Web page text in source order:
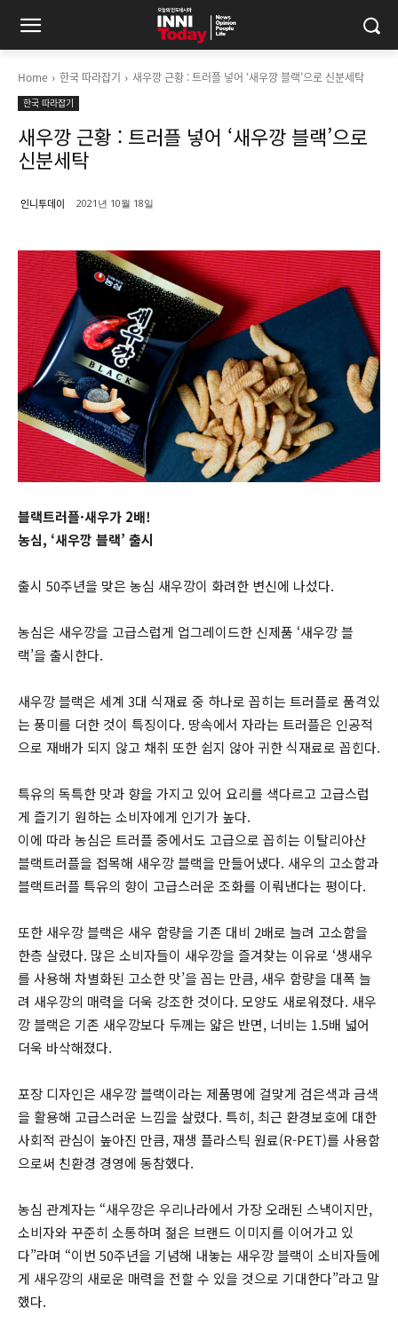
Home 한국 따라잡기 새우깡 근황 : 트러플 넣어 ‘새우깡 블랙’으로 신분세탁
한국 따라잡기
새우깡 근황 : 트러플 넣어 ‘새우깡 블랙’으로
신분세탁
인니투데이 2021년 10월 18일
블랙트러플·새우가 2배!
농심, ‘새우깡 블랙’ 출시
출시 50주년을 맞은 농심 새우깡이 화려한 변신에 나섰다.
농심은 새우깡을 고급스럽게 업그레이드한 신제품 ‘새우깡 블
랙’을 출시한다.
새우깡 블랙은 세계 3대 식재료 중 하나로 꼽히는 트러플로 품격있
는 풍미를 더한 것이 특징이다. 땅속에서 자라는 트러플은 인공적
으로 재배가 되지 않고 채취 또한 쉽지 않아 귀한 식재료로 꼽힌다.
특유의 독특한 맛과 향을 가지고 있어 요리를 색다르고 고급스럽
게 즐기기 원하는 소비자에게 인기가 높다.
이에 따라 농심은 트러플 중에서도 고급으로 꼽히는 이탈리아산
블랙트러플을 접목해 새우깡 블랙을 만들어냈다. 새우의 고소함과
블랙트러플 특유의 향이 고급스러운 조화를 이뤄낸다는 평이다.
또한 새우깡 블랙은 새우 함량을 기존 대비 2배로 늘려 고소함을
한층 살렸다. 많은 소비자들이 새우깡을 즐겨찾는 이유로 ‘생새우
를 사용해 차별화된 고소한 맛’을 꼽는 만큼, 새우 함량을 대폭 늘
려 새우깡의 매력을 더욱 강조한 것이다. 모양도 새로워졌다. 새우
깡 블랙은 기존 새우깡보다 두께는 얇은 반면, 너비는 1.5배 넓어
더욱 바삭해졌다.
포장 디자인은 새우깡 블랙이라는 제품명에 걸맞게 검은색과 금색
을 활용해 고급스러운 느낌을 살렸다. 특히, 최근 환경보호에 대한
사회적 관심이 높아진 만큼, 재생 플라스틱 원료(R-PET)를 사용함
으로써 친환경 경영에 동참했다.
농심 관계자는 “새우깡은 우리나라에서 가장 오래된 스낵이지만,
소비자와 꾸준히 소통하며 젊은 브랜드 이미지를 이어가고 있
다”라며 “이번 50주년을 기념해 내놓는 새우깡 블랙이 소비자들에
게 새우깡의 새로운 매력을 전할 수 있을 것으로 기대한다”라고 말
했다.